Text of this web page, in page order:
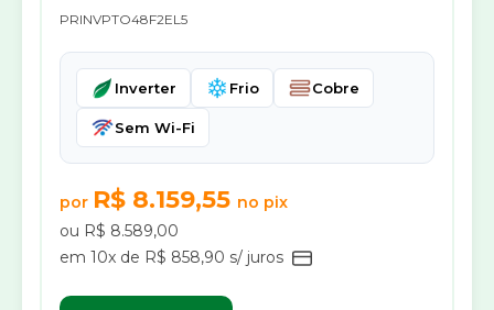
PRINVPTO48F2EL5
Inverter Frio Cobre
Sem Wi-Fi
por R$ 8.159,55 no pix
ou R$ 8.589,00
em 10x de R$ 858,90 s/ juros